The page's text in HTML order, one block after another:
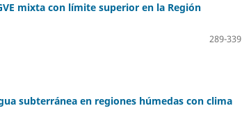
mixta con límite superior en la Región
289-339
subterránea en regiones húmedas con clima